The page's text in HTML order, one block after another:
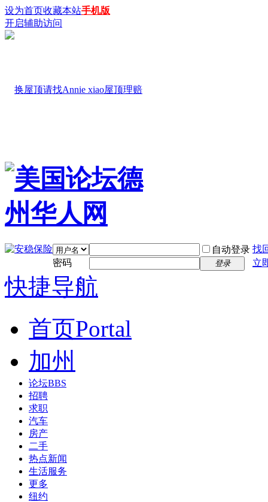
设为首页收藏本站手机版
开启辅助访问
自动登录 找
密码
登录 立
快捷导航
首页Portal
加州
论坛BBS
招聘
求职
汽车
房产
二手
热点新闻
生活服务
更多
纽约